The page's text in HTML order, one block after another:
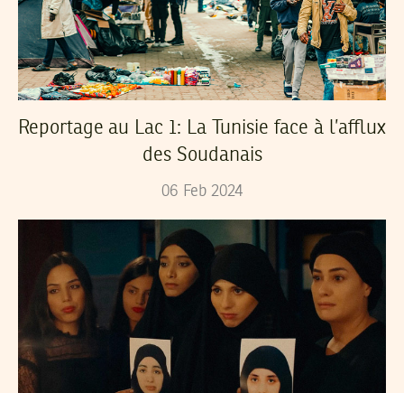
Reportage au Lac 1: La Tunisie face à l’afflux
des Soudanais
06 Feb 2024